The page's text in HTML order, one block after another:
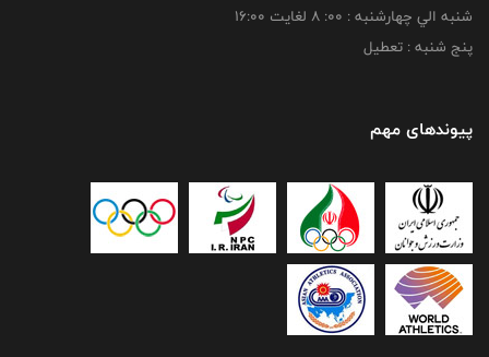
شنبه الي چهارشنبه : 00: 8 لغايت 16:00
پنج شنبه : تعطیل
پیوندهای مهم